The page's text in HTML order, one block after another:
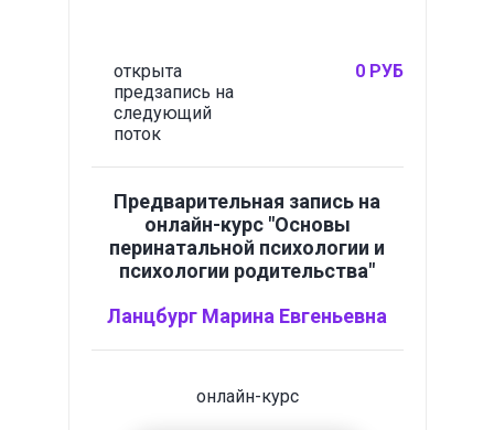
открыта
предзапись на
следующий
поток
0 РУБ
Предварительная запись на
онлайн-курс "Основы
перинатальной психологии и
психологии родительства"
Ланцбург Марина Евгеньевна
онлайн-курс